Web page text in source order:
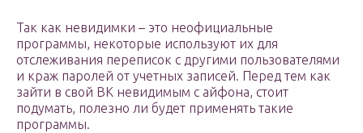
Так как невидимки – это неофициальные
программы, некоторые используют их для
отслеживания переписок с другими пользователями
и краж паролей от учетных записей. Перед тем как
зайти в свой ВК невидимым с айфона, стоит
подумать, полезно ли будет применять такие
программы.